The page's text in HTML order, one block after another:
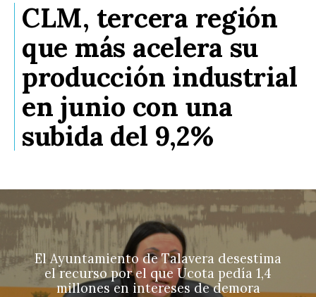
CLM, tercera región
que más acelera su
producción industrial
en junio con una
subida del 9,2%
El Ayuntamiento de Talavera desestima
el recurso por el que Ucota pedía 1,4
millones en intereses de demora